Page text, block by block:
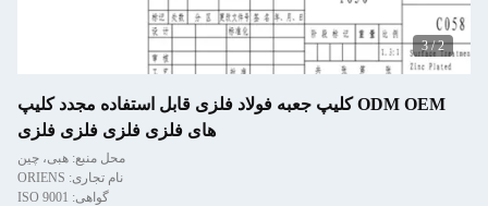
2
/
3
ODM OEM کلیپ جعبه فولاد فلزی قابل استفاده مجدد کلیپ
های فلزی فلزی فلزی فلزی
محل منبع: هبی، چین
نام تجاری: ORIENS
گواهی: ISO 9001